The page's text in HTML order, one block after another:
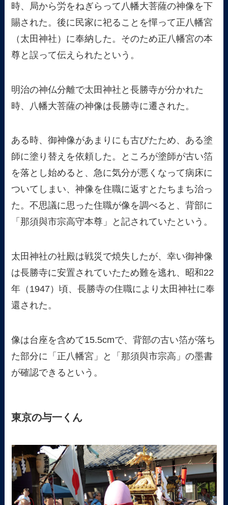
時、局から労をねぎらって八幡大菩薩の神像を下
賜された。後に民家に祀ることを憚って正八幡宮
（太田神社）に奉納した。そのため正八幡宮の本
尊と誤って伝えられたという。
明治の神仏分離で太田神社と長勝寺が分かれた
時、八幡大菩薩の神像は長勝寺に遷された。
ある時、御神像があまりにも古びたため、ある塗
師に塗り替えを依頼した。ところが塗師が古い箔
を落とし始めると、急に気分が悪くなって病床に
ついてしまい、神像を住職に返すとたちまち治っ
た。不思議に思った住職が像を調べると、背部に
「那須與市宗高守本尊」と記されていたという。
太田神社の社殿は戦災で焼失したが、幸い御神像
は長勝寺に安置されていたため難を逃れ、昭和22
年（1947）頃、長勝寺の住職により太田神社に奉
還された。
像は台座を含めて15.5cmで、背部の古い箔が落ち
た部分に「正八幡宮」と「那須與市宗高」の墨書
が確認できるという。
東京の与一くん